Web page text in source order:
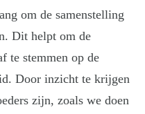
om de samenstelling
Dit helpt om de
te stemmen op de
Door inzicht te krijgen
zijn, zoals we doen